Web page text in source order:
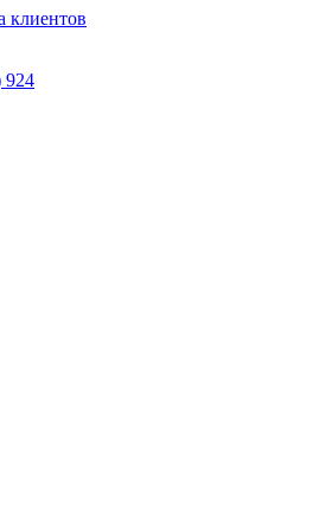
клиентов
924